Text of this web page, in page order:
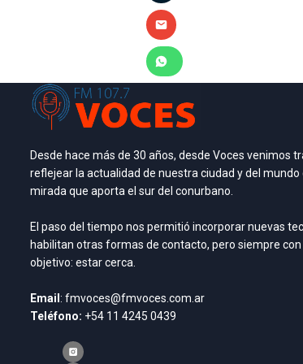
Desde hace más de 30 años, desde Voces venimos
reflejear la actualidad de nuestra ciudad y del
mirada que aporta el sur del conurbano.
El paso del tiempo nos permitió incorporar nuevas
habilitan otras formas de contacto, pero siempre
objetivo: estar cerca.
Email: fmvoces@fmvoces.com.ar
Teléfono: +54 11 4245 0439